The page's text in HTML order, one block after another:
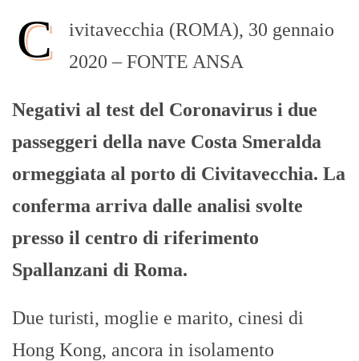
C
ivitavecchia (ROMA), 30 gennaio
2020 – FONTE ANSA
Negativi al test del Coronavirus i due
passeggeri della nave Costa Smeralda
ormeggiata al porto di Civitavecchia. La
conferma arriva dalle analisi svolte
presso il centro di riferimento
Spallanzani di Roma.
Due turisti, moglie e marito, cinesi di
Hong Kong, ancora in isolamento